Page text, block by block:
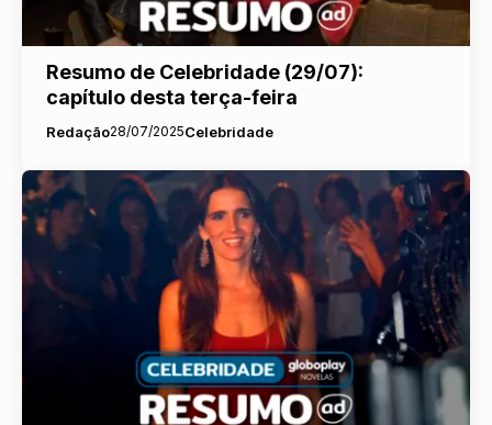
Resumo de Celebridade (29/07):
capítulo desta terça-feira
Redação28/07/2025Celebridade